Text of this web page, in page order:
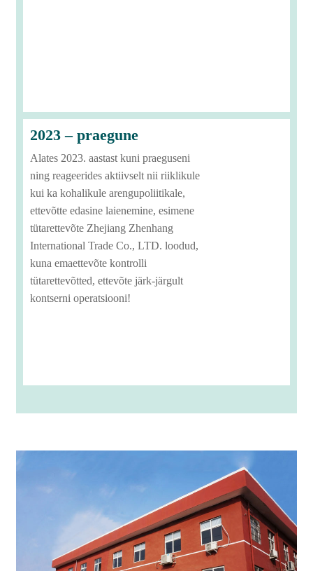
2023 – praegune
Alates 2023. aastast kuni praeguseni
ning reageerides aktiivselt nii riiklikule
kui ka kohalikule arengupoliitikale,
ettevõtte edasine laienemine, esimene
tütarettevõte Zhejiang Zhenhang
International Trade Co., LTD. loodud,
kuna emaettevõte kontrolli
tütarettevõtted, ettevõte järk-järgult
kontserni operatsiooni!